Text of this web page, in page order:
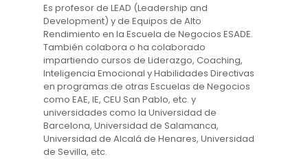
Es profesor de LEAD (Leadership and
Development) y de Equipos de Alto
Rendimiento en la Escuela de Negocios ESADE.
También colabora o ha colaborado
impartiendo cursos de Liderazgo, Coaching,
Inteligencia Emocional y Habilidades Directivas
en programas de otras Escuelas de Negocios
como EAE, IE, CEU San Pablo, etc. y
universidades como la Universidad de
Barcelona, Universidad de Salamanca,
Universidad de Alcalá de Henares, Universidad
de Sevilla, etc.